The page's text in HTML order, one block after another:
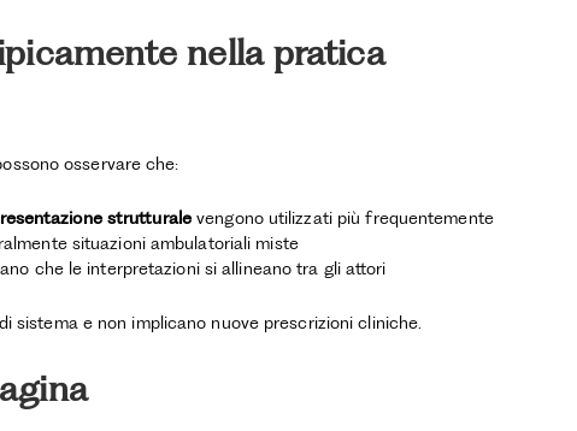
nella pratica
osservare che:
strutturalevengono utilizzati più frequentemente
situazioni ambulatoriali miste
che le interpretazioni si allineano tra gli attori
sistema e non implicano nuove prescrizioni cliniche.